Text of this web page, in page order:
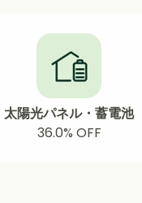
太陽光パネル・蓄電池
36.0% OFF